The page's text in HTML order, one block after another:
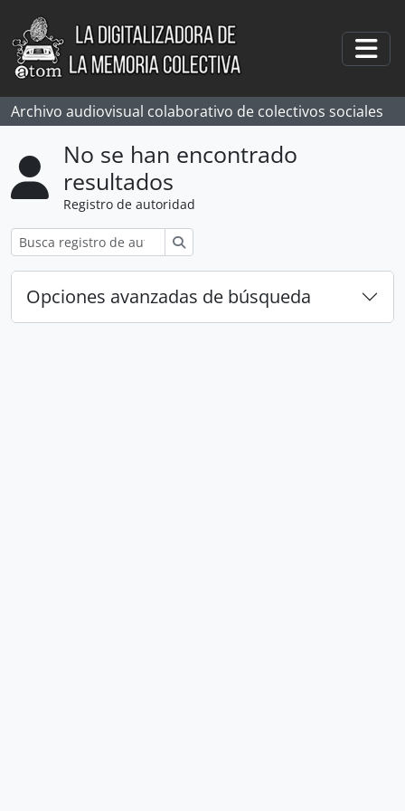
Skip to main content
Archivo audiovisual colaborativo de colectivos sociales
No se han encontrado
resultados
Registro de autoridad
Opciones avanzadas de búsqueda